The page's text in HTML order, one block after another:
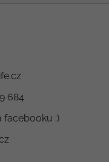
684
facebooku :)